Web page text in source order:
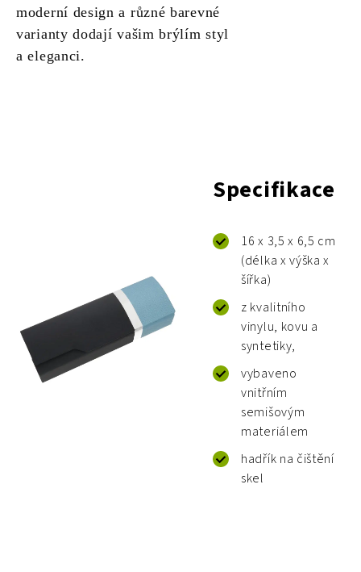
moderní design a různé barevné
varianty dodají vašim brýlím styl
a eleganci.
Specifikace
16 x 3,5 x 6,5 cm
(délka x výška x
šířka)
z kvalitního
vinylu, kovu a
syntetiky,
vybaveno
vnitřním
semišovým
materiálem
hadřík na čištění
skel